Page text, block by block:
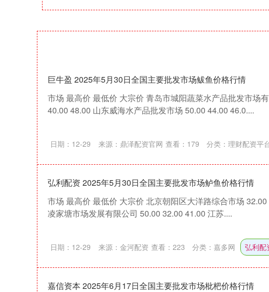
巨牛盈 2025年5月30日全国主要批发市场鲅鱼价格行情
市场 最高价 最低价 大宗价 青岛市城阳蔬菜水产品批发市场
40.00 48.00 山东威海水产品批发市场 50.00 44.00 46.0....
日期：12-29 来源：鼎泽配资官网 查看： 179 分类： 理财配资平
弘利配资 2025年5月30日全国主要批发市场鲈鱼价格行情
市场 最高价 最低价 大宗价 北京朝阳区大洋路综合市场
凌家塘市场发展有限公司 50.00 32.00 41.00 江苏....
日期：12-29 来源：金河配资 查看： 223 分类： 嘉多网 弘利配
嘉信资本 2025年6月17日全国主要批发市场枇杷价格行情